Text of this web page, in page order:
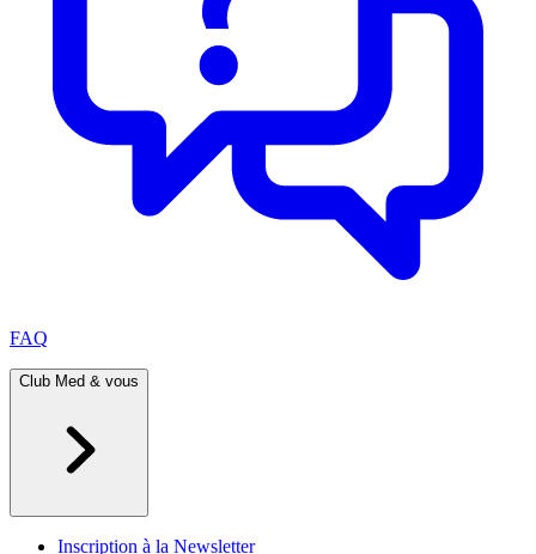
FAQ
Club Med & vous
Inscription à la Newsletter